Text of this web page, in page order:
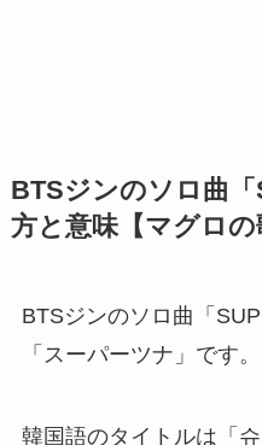
BTSジンのソロ曲
方と意味【マグロの
BTSジンのソロ曲「
「スーパーツナ」です。
韓国語のタイトルは「